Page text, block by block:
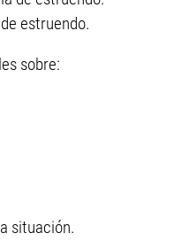
estruendo.
sobre:
situación.